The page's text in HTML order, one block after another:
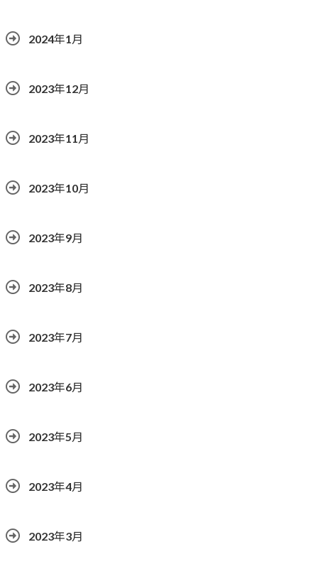
2024年1月
2023年12月
2023年11月
2023年10月
2023年9月
2023年8月
2023年7月
2023年6月
2023年5月
2023年4月
2023年3月